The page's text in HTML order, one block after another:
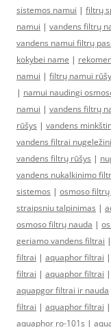
sistemos namui | filtrų
namui | vandens filtrų
vandens namui filtrų
kokybei name |
namui | filtrų namui
| namui naudingi
namui | vandens filtrų
rūšys | vandens
vandens filtrai
vandens filtrų rūšys |
vandens nukalkinimo
sistemos | osmoso filtrų
straipsniu talpinimas |
osmoso filtrų nauda |
geriamo vandens filtrai |
filtrai | aquaphor filtrai |
filtrai | aquaphor filtrai |
aquapgor filtrai ir nauda
filtrai | aquaphor filtrai |
aquaphor ro-101s |